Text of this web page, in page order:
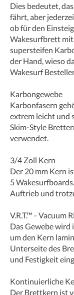
Dies bedeutet,
fährt, aber
ob für den
Wakesurfbrett
supersteifen
der Hand, wieso
Wakesurf
Karbongewebe
Karbonfasern
extrem leicht und
Skim-Style
verwendet.
3/4 Zoll Kern
Der 20 mm Kern
5
Auftrieb und
V.R.T.™ - Vacuum
Das Gewebe
um den Kern
Unterseite des
und Festigkeit
Kontinuierliche
Der Brettkern ist